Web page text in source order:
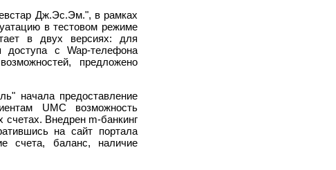
Дж.Эс.Эм.", в рамках
в тестовом режиме
в двух версиях: для
доступа с Wap-телефона
предложено
начала предоставление
UMC возможность
Внедрен m-банкинг
на сайт портала
счета, баланс, наличие